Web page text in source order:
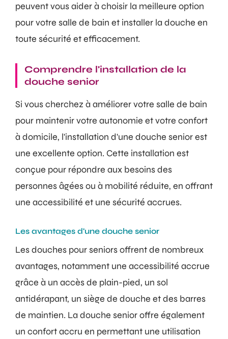
peuvent vous aider à choisir la meilleure option
pour votre salle de bain et installer la douche en
toute sécurité et efficacement.
Comprendre l'installation de la
douche senior
Si vous cherchez à améliorer votre salle de bain
pour maintenir votre autonomie et votre confort
à domicile, l'installation d'une douche senior est
une excellente option. Cette installation est
conçue pour répondre aux besoins des
personnes âgées ou à mobilité réduite, en offrant
une accessibilité et une sécurité accrues.
Les avantages d'une douche senior
Les douches pour seniors offrent de nombreux
avantages, notamment une accessibilité accrue
grâce à un accès de plain-pied, un sol
antidérapant, un siège de douche et des barres
de maintien. La douche senior offre également
un confort accru en permettant une utilisation